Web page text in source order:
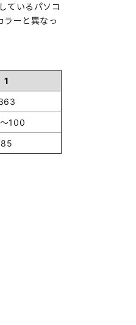
ているパソコ
ラーと異なっ
1
100
85